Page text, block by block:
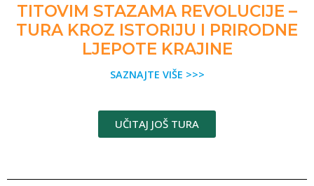
TITOVIM STAZAMA REVOLUCIJE –
TURA KROZ ISTORIJU I PRIRODNE
LJEPOTE KRAJINE
SAZNAJTE VIŠE >>>
UČITAJ JOŠ TURA